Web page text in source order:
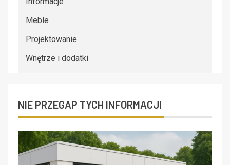
Meble
Projektowanie
Wnętrze i dodatki
NIE PRZEGAP TYCH INFORMACJI